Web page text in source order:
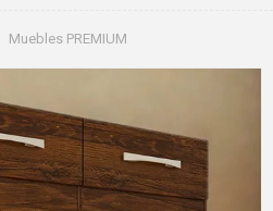
Muebles PREMIUM